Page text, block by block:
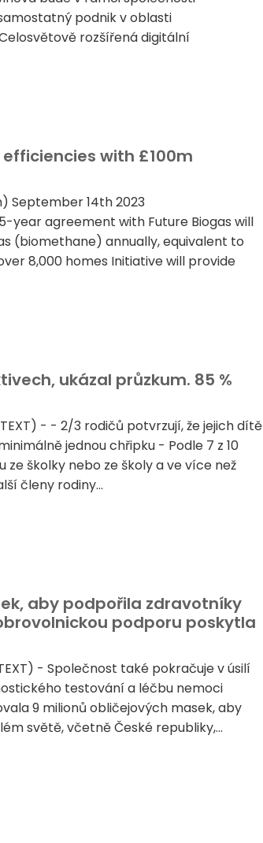
podnik v oblasti
rozšířená digitální
with £100m
September 14th 2023
year agreement with Future Biogas will
(biomethane) annually, equivalent to
8,000 homes Initiative will provide
ukázal průzkum. 85 %
- - 2/3 rodičů potvrzují, že jejich dítě
jednou chřipku - Podle 7 z 10
ze školky nebo ze školy a ve více než
členy rodiny...
aby podpořila zdravotníky
podporu poskytla
- Společnost také pokračuje v úsilí
testování a léčbu nemoci
9 milionů obličejových masek, aby
světě, včetně České republiky,...